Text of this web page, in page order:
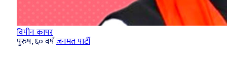
विपीन कापर
पुरुष, ६० वर्षजनमत पार्टी